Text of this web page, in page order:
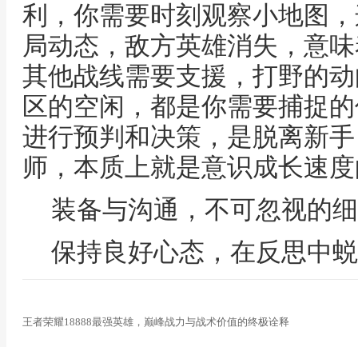
利，你需要时刻观察小地图
局动态，敌方英雄消失，意
其他战线需要支援，打野的
区的空闲，都是你需要捕捉
进行预判和决策，是脱离新
师，本质上就是意识成长速
装备与沟通，不可忽视的
保持良好心态，在反思中
王者荣耀18888最强英雄，巅峰战力与战术价值的终极诠释